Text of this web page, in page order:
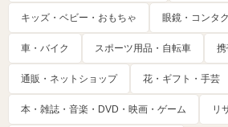
キッズ・ベビー・おもちゃ 眼鏡・コンタ
車・バイク スポーツ用品・自転車
通販・ネットショップ 花・ギフト・手芸
本・雑誌・音楽・DVD・映画・ゲーム リ